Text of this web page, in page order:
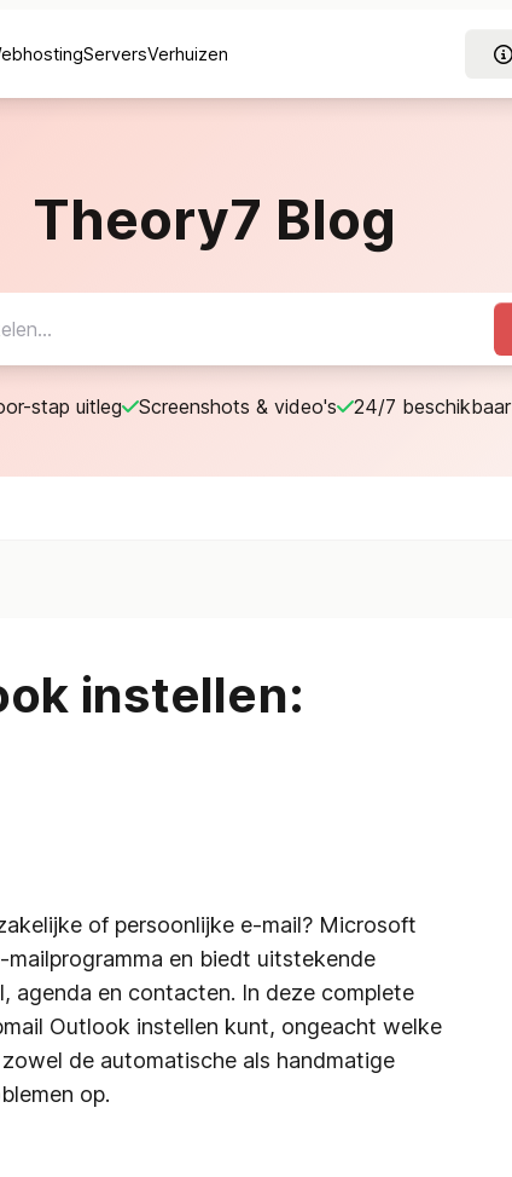
ServersVerhuizen
Theory7 Blog
stap uitleg Screenshots & video's 24/7 beschikbaar
instellen:
of persoonlijke e-mail? Microsoft
en biedt uitstekende
agenda en contacten. In deze complete
Outlook instellen kunt, ongeacht welke
de automatische als handmatige
op.